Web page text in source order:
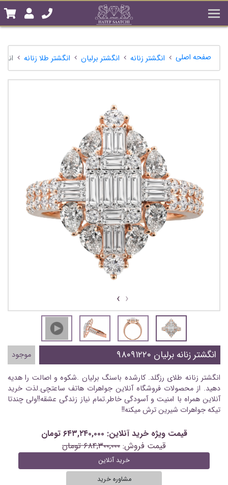
صفحه اصلی انگشتر زنانه انگشتر برلیان انگشتر طلا زنانه
‹
›
انگشتر زنانه برلیان ۹۸۰۹۱۲۲۰
موجود
انگشتر زنانه طلای رزگلد. کارشده باسنگ برلیان .شکوه و اصالت را هدیه
دهید. از محصولات فروشگاه آنلاین جواهرات هاتف ساعتچی.لذت خرید
آنلاین همراه با امنیت و آسودگی خاطر.تمام نیاز زندگی عشقه!!ولی چندتا
تیکه جواهرات شیرین ترش میکنه!!
قیمت ویژه خرید آنلاین: ۶۴۳,۲۴۰,۰۰۰ تومان
قیمت فروش: ۶۸۴,۳۰۰,۰۰۰ تومان
خرید آنلاین
مشاوره خرید